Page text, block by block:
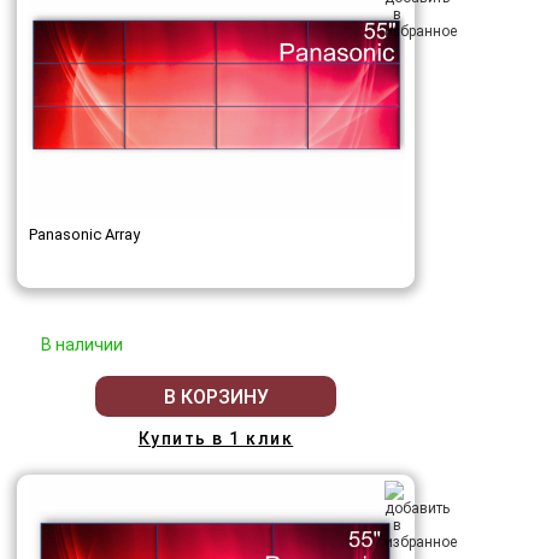
Panasonic Array
В наличии
В КОРЗИНУ
Купить в 1 клик